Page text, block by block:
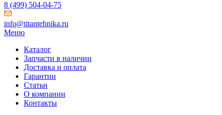
8 (499) 504-04-75
info@titantehnika.ru
Меню
Каталог
Запчасти в наличии
Доставка и оплата
Гарантии
Статьи
О компании
Контакты